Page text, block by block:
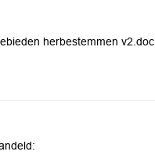
herbestemmen v2.doc